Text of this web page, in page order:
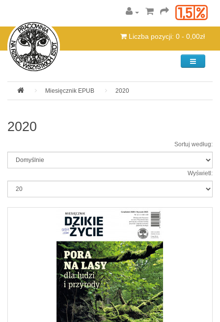
Liczba pozycji: 0 - 0,00zł
Kategorie
Miesięcznik EPUB 2020
2020
Sortuj według:
Wyświetl: